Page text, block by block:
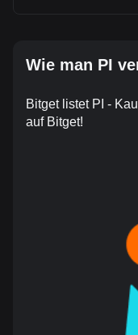
Wie man PI
Bitget listet PI -
auf Bitget!